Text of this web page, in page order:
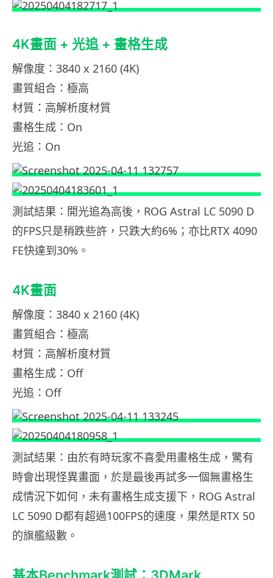
4K畫面 + 光追 + 畫格生成
解像度：3840 x 2160 (4K)
畫質組合：極高
材質：高解析度材質
畫格生成：On
光追：On
測試結果：開光追為高後，ROG Astral LC 5090 D
的FPS只是稍跌些許，只跌大約6%；亦比RTX 4090
FE快達到30%。
4K畫面
解像度：3840 x 2160 (4K)
畫質組合：極高
材質：高解析度材質
畫格生成：Off
光追：Off
測試結果：由於有時玩家不喜愛用畫格生成，驚有
時會出現怪異畫面，於是最後再試多一個無畫格生
成情況下如何，未有畫格生成支援下，ROG Astral
LC 5090 D都有超過100FPS的速度，果然是RTX 50
的旗艦級數。